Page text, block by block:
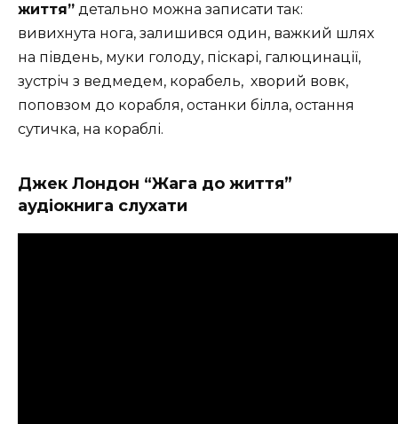
життя” детально можна записати так:
вивихнута нога, залишився один, важкий шлях
на південь, муки голоду, піскарі, галюцинації,
зустріч з ведмедем, корабель, хворий вовк,
поповзом до корабля, останки білла, остання
сутичка, на кораблі.
Джек Лондон “Жага до життя”
аудіокнига слухати